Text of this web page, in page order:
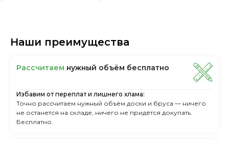
Наши преимущества
Рассчитаем нужный объём бесплатно
Избавим от переплат и лишнего хлама:
Точно рассчитаем нужный объём доски и бруса — ничего
не останется на складе, ничего не придётся докупать.
Бесплатно.